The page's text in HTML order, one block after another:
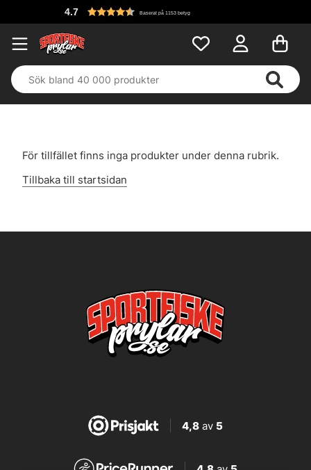
4.7 Baserat på 1153 betyg
För tillfället finns inga produkter under denna rubrik.
Tillbaka till startsidan
4,8av 5